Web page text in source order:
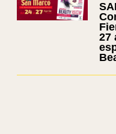
27